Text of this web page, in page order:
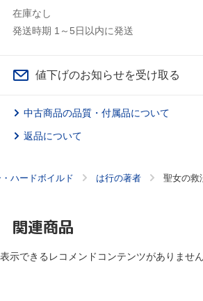
在庫なし
発送時期 1～5日以内に発送
値下げのお知らせを受け取る
中古商品の品質・付属品について
返品について
ハードボイルド は行の著者 聖女の救
関連商品
表示できるレコメンドコンテンツがありません